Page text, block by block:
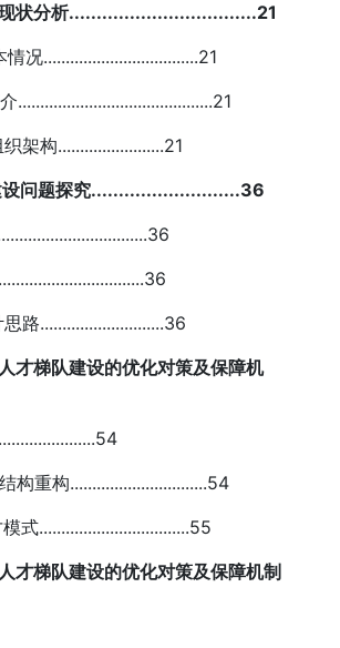
状分析..................................21
况...................................21
............................................21
架构........................21
设问题探究...........................36
路............................36
才梯队建设的优化对策及保障机
构重构...............................54
式..................................55
才梯队建设的优化对策及保障机制